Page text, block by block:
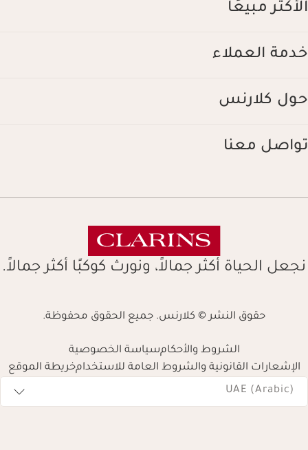
الأكثر مبيعًا
خدمة العملاء
حول كلارنس
تواصل معنا
نجعل الحياة أكثر جمالاً، ونورث كوكبًا أكثر جمالاً.
حقوق النشر © كلارنس. جميع الحقوق محفوظة.
الشروط والأحكامسياسة الخصوصية
الإشعارات القانونية والشروط العامة للاستخدامخريطة الموقع
UAE (Arabic)